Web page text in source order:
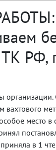
РФ,
вахтового
место
в 1